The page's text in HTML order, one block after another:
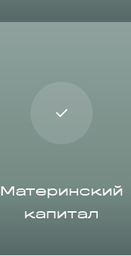
Материнский
капитал